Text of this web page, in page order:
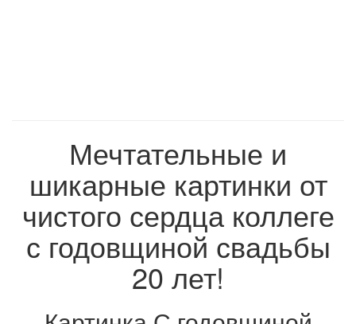
Мечтательные и
шикарные картинки от
чистого сердца коллеге
с годовщиной свадьбы
20 лет!